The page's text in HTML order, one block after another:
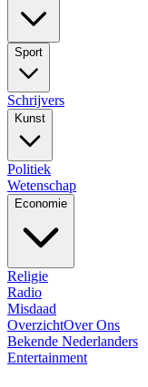
Sport
Schrijvers
Kunst
Politiek
Wetenschap
Economie
Religie
Radio
Misdaad
OverzichtOver Ons
Bekende Nederlanders
Entertainment